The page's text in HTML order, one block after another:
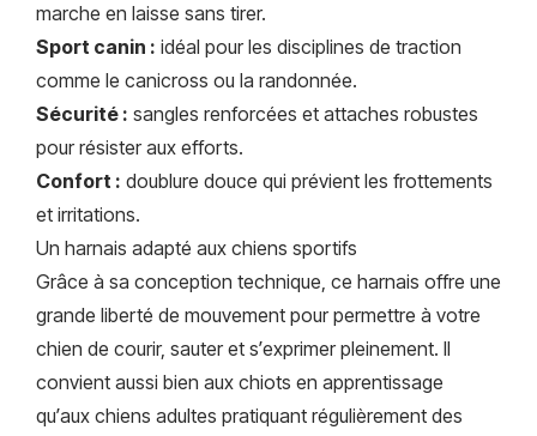
marche en laisse sans tirer.
Sport canin : idéal pour les disciplines de traction
comme le canicross ou la randonnée.
Sécurité : sangles renforcées et attaches robustes
pour résister aux efforts.
Confort : doublure douce qui prévient les frottements
et irritations.
Un harnais adapté aux chiens sportifs
Grâce à sa conception technique, ce harnais offre une
grande liberté de mouvement pour permettre à votre
chien de courir, sauter et s’exprimer pleinement. Il
convient aussi bien aux chiots en apprentissage
qu’aux chiens adultes pratiquant régulièrement des